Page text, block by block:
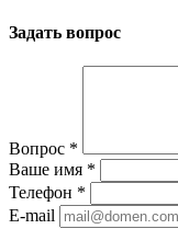
Задать вопрос
Вопрос *
Ваше имя *
Телефон *
E-mail